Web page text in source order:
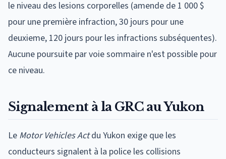
le niveau des lesions corporelles (amende de 1 000 $
pour une première infraction, 30 jours pour une
deuxieme, 120 jours pour les infractions subséquentes).
Aucune poursuite par voie sommaire n'est possible pour
ce niveau.
Signalement à la GRC au Yukon
Le Motor Vehicles Actdu Yukon exige que les
conducteurs signalent à la police les collisions